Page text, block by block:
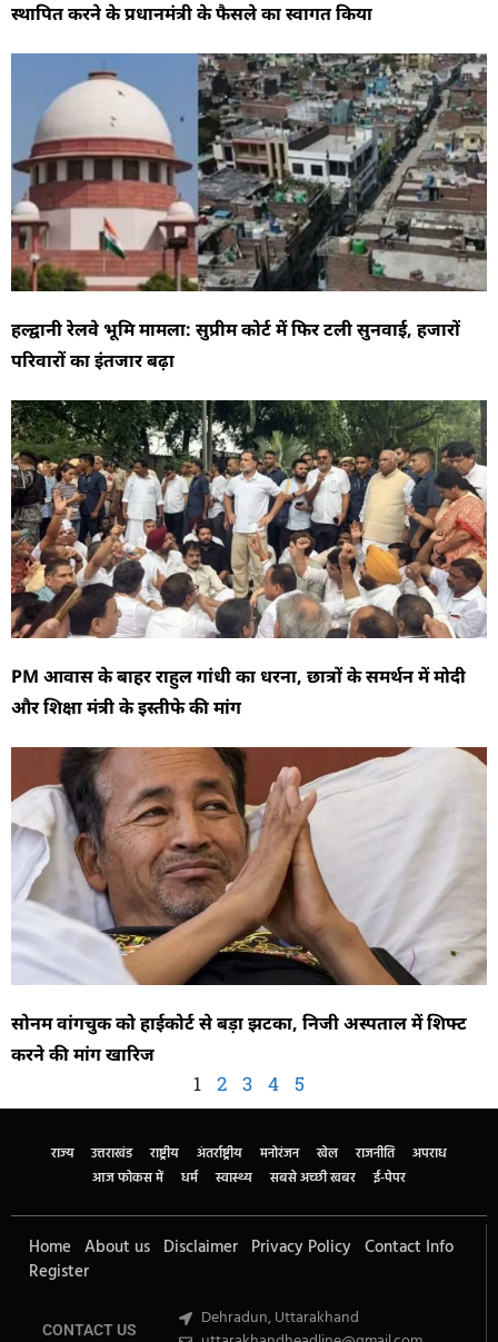
स्थापित करने के प्रधानमंत्री के फैसले का स्वागत किया
हल्द्वानी रेलवे भूमि मामला: सुप्रीम कोर्ट में फिर टली सुनवाई, हजारों
परिवारों का इंतजार बढ़ा
PM आवास के बाहर राहुल गांधी का धरना, छात्रों के समर्थन में मोदी
और शिक्षा मंत्री के इस्तीफे की मांग
सोनम वांगचुक को हाईकोर्ट से बड़ा झटका, निजी अस्पताल में शिफ्ट
करने की मांग खारिज
1 2 3 4 5
राज्य उत्तराखंड राष्ट्रीय अंतर्राष्ट्रीय मनोरंजन खेल राजनीति
अपराध
आज फोकस में
धर्म स्वास्थ्य सबसे अच्छी खबर ई-पेपर
Home About us Disclaimer Privacy Policy Contact Info
Register
CONTACT US
Dehradun, Uttarakhand